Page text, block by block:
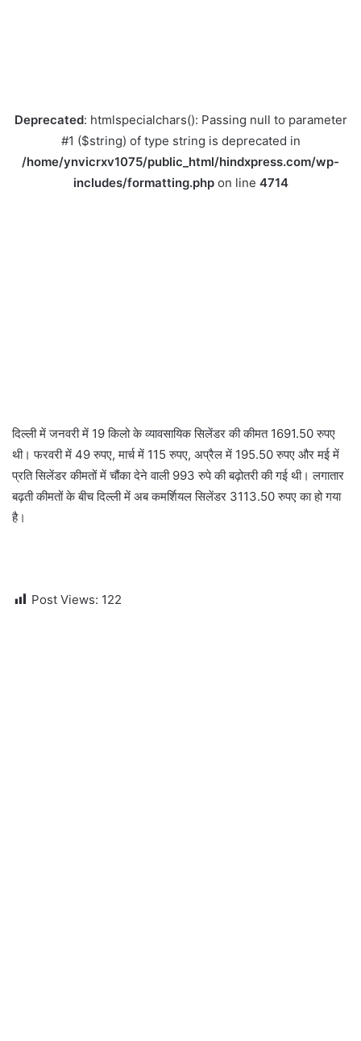
Deprecated: htmlspecialchars(): Passing null to parameter
#1 ($string) of type string is deprecated in
/home/ynvicrxv1075/public_html/hindxpress.com/wp-
includes/formatting.phpon line 4714
दिल्ली में जनवरी में 19 किलो के व्यावसायिक सिलेंडर की कीमत 1691.50 रुपए
थी। फरवरी में 49 रुपए, मार्च में 115 रुपए, अप्रैल में 195.50 रुपए और मई में
प्रति सिलेंडर कीमतों में चौंका देने वाली 993 रुपे की बढ़ोतरी की गई थी। लगातार
बढ़ती कीमतों के बीच दिल्ली में अब कमर्शियल सिलेंडर 3113.50 रुपए का हो गया
है।
Post Views: 122